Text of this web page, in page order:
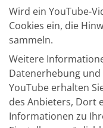
Wird ein YouTube-
Cookies ein, die
sammeln.
Weitere
Datenerhebung
YouTube erhalten
des Anbieters, Dort
Informationen zu